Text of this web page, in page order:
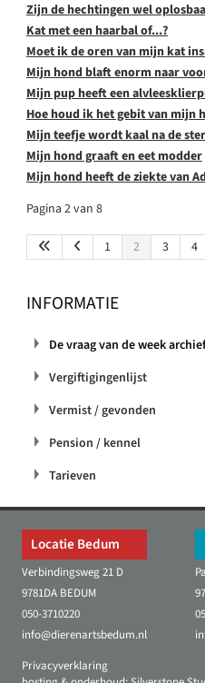
Zijn de hechtingen wel
Kat met een haarbal of...?
Moet ik de oren van mijn kat
Mijn hond blaft enorm naar
Mijn pup heeft een
Hoe houd ik het gebit van mijn
Mijn teefje wordt kaal na de
Mijn hond graaft en eet modder
Mijn hond heeft de ziekte van
Pagina 2 van 8
1 2 3 4
INFORMATIE
De vraag van de week archief
Vergiftigingenlijst
Vermist / gevonden
Pension / kennel
Tarieven
Locatie Bedum
Verbindingsweg 21 D
9781DA BEDUM
050-3710220
info@dierenartsbedum.nl
Privacyverklaring